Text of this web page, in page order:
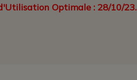
Optimale : 28/10/23.